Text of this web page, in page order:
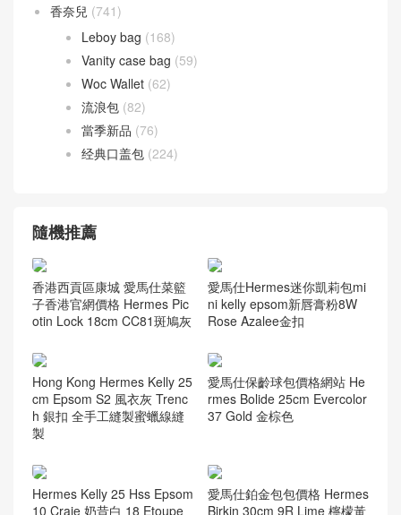
香奈兒 (741)
Leboy bag (168)
Vanity case bag (59)
Woc Wallet (62)
流浪包 (82)
當季新品 (76)
经典口盖包 (224)
隨機推薦
香港西貢區康城 愛馬仕菜籃
子香港官網價格 Hermes Pic
otin Lock 18cm CC81斑鳩灰
愛馬仕Hermes迷你凱莉包mi
ni kelly epsom新唇膏粉8W
Rose Azalee金扣
Hong Kong Hermes Kelly 25
cm Epsom S2 風衣灰 Trenc
h 銀扣 全手工縫製蜜蠟線縫
製
愛馬仕保齡球包價格網站 He
rmes Bolide 25cm Evercolor
37 Gold 金棕色
Hermes Kelly 25 Hss Epsom
10 Craie 奶昔白 18 Etoupe
愛馬仕鉑金包包價格 Hermes
Birkin 30cm 9R Lime 檸檬黃